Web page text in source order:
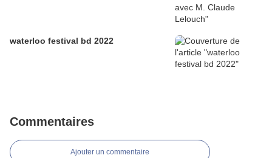
waterloo festival bd 2022
Commentaires
Ajouter un commentaire